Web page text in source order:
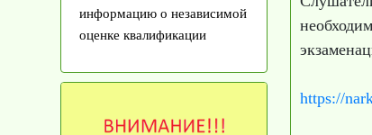
информацию о независимой
оценке квалификации
https://